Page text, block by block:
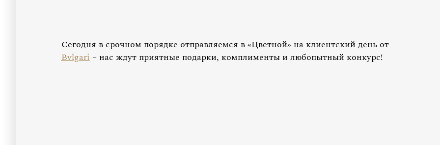
Сегодня в срочном порядке отправляемся в «Цветной» на клиентский день от
Bvlgari– нас ждут приятные подарки, комплименты и любопытный конкурс!